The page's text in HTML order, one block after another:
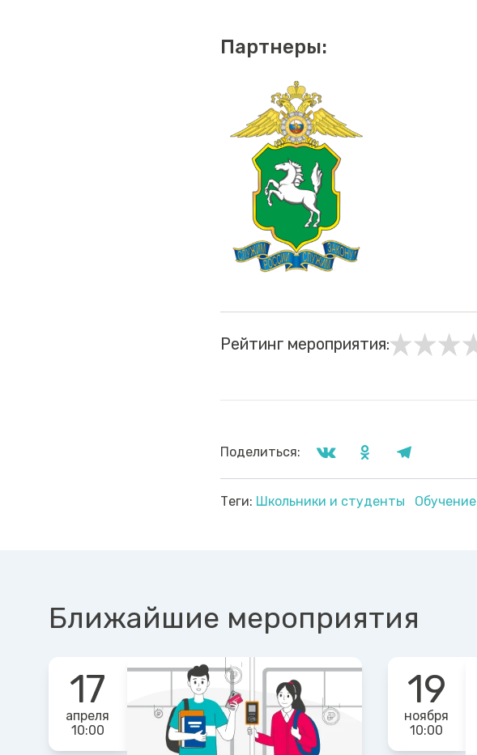
Партнеры:
Рейтинг мероприятия:
Поделиться:
Теги: Школьники и студенты Обучение
Ближайшие мероприятия
17
апреля
10:00
19
ноября
10:00